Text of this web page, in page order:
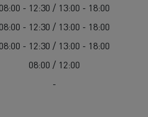
08:00 - 12:30 / 13:00 - 18:00
08:00 - 12:30 / 13:00 - 18:00
08:00 - 12:30 / 13:00 - 18:00
08:00 / 12:00
-